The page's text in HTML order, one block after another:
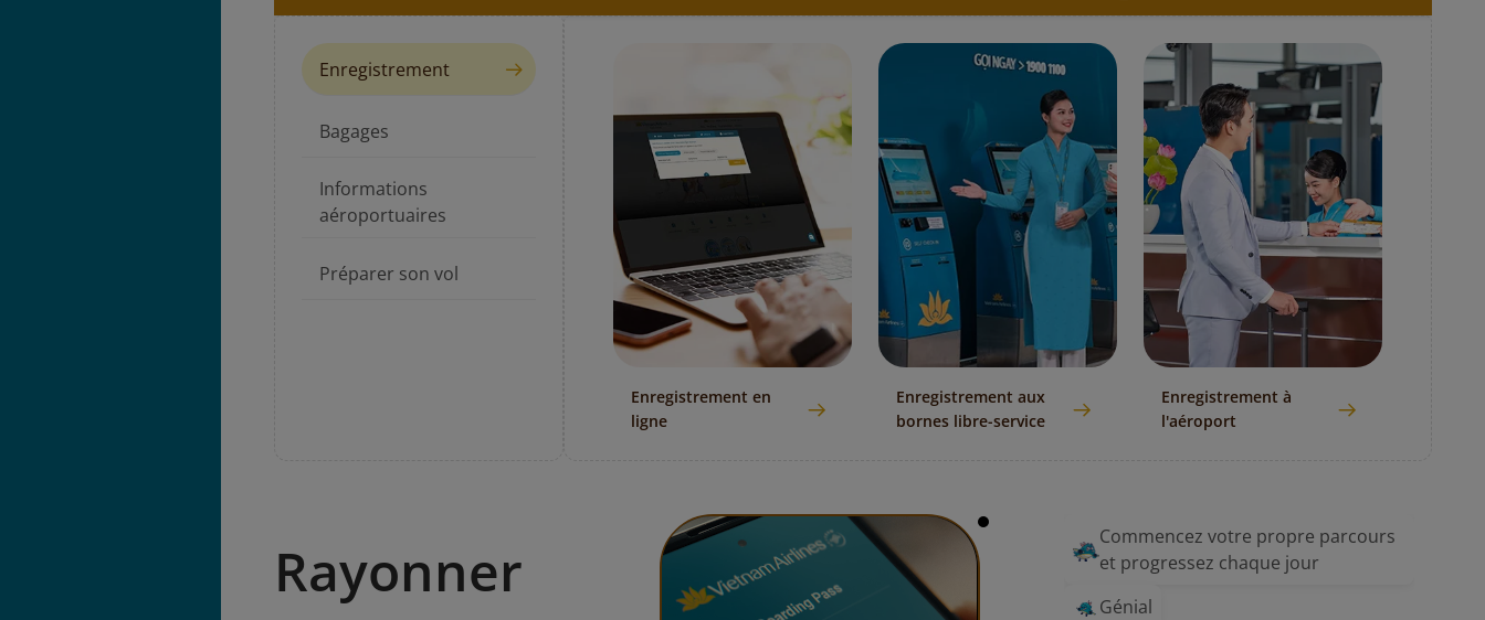
Enregistrement
Bagages
Informations
aéroportuaires
Préparer son vol
Enregistrement en
ligne
Enregistrement aux
bornes libre-service
Enregistrement à
l'aéroport
Rayonner
Commencez votre propre parcours
et progressez chaque jour
Génial